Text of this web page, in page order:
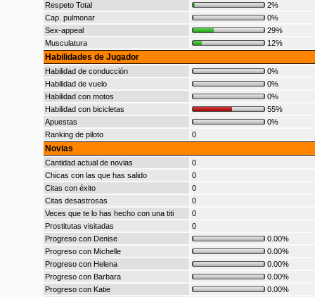
Respeto Total
2%
Cap. pulmonar
0%
Sex-appeal
29%
Musculatura
12%
Habilidades de Jugador
Habilidad de conducción
0%
Habilidad de vuelo
0%
Habilidad con motos
0%
Habilidad con bicicletas
55%
Apuestas
0%
Ranking de piloto
0
Novias
Cantidad actual de novias
0
Chicas con las que has salido
0
Citas con éxito
0
Citas desastrosas
0
Veces que te lo has hecho con una titi
0
Prostitutas visitadas
0
Progreso con Denise
0.00%
Progreso con Michelle
0.00%
Progreso con Helena
0.00%
Progreso con Barbara
0.00%
Progreso con Katie
0.00%